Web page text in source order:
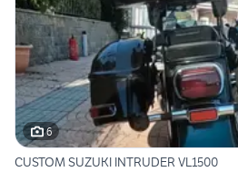
6
CUSTOM SUZUKI INTRUDER VL1500